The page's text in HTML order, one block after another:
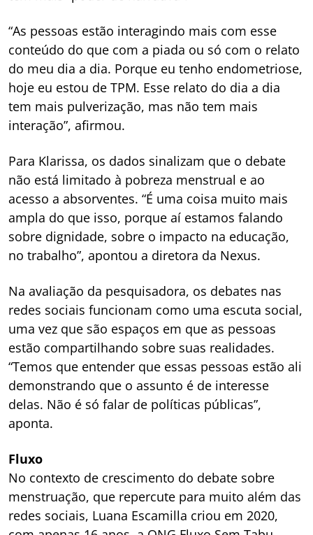
“As pessoas estão interagindo mais com esse
conteúdo do que com a piada ou só com o relato
do meu dia a dia. Porque eu tenho endometriose,
hoje eu estou de TPM. Esse relato do dia a dia
tem mais pulverização, mas não tem mais
interação”, afirmou.
Para Klarissa, os dados sinalizam que o debate
não está limitado à pobreza menstrual e ao
acesso a absorventes. “É uma coisa muito mais
ampla do que isso, porque aí estamos falando
sobre dignidade, sobre o impacto na educação,
no trabalho”, apontou a diretora da Nexus.
Na avaliação da pesquisadora, os debates nas
redes sociais funcionam como uma escuta social,
uma vez que são espaços em que as pessoas
estão compartilhando sobre suas realidades.
“Temos que entender que essas pessoas estão ali
demonstrando que o assunto é de interesse
delas. Não é só falar de políticas públicas”,
aponta.
Fluxo
No contexto de crescimento do debate sobre
menstruação, que repercute para muito além das
redes sociais, Luana Escamilla criou em 2020,